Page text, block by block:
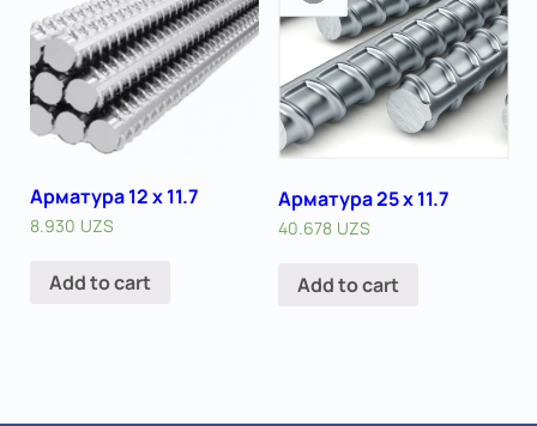
Арматура 12 x 11.7
8.930 UZS
Add to cart
Арматура 25 x 11.7
40.678 UZS
Add to cart